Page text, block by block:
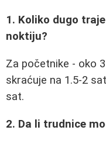
1. Koliko dugo
noktiju?
Za početnike - oko
skraćuje na 1.5-2
sat.
2. Da li trudnice